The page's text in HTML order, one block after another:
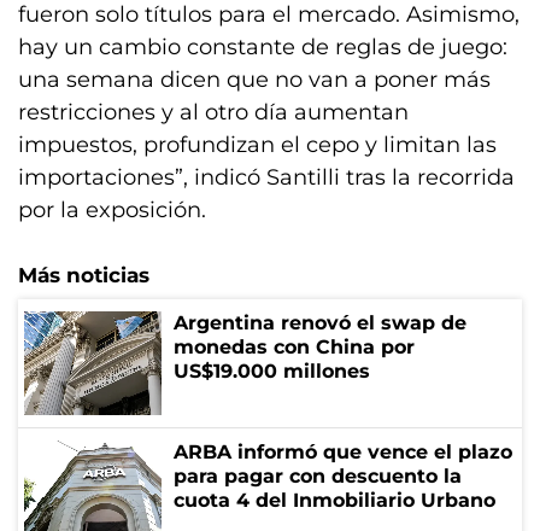
fueron solo títulos para el mercado. Asimismo,
hay un cambio constante de reglas de juego:
una semana dicen que no van a poner más
restricciones y al otro día aumentan
impuestos, profundizan el cepo y limitan las
importaciones”, indicó Santilli tras la recorrida
por la exposición.
Más noticias
Argentina renovó el swap de
monedas con China por
US$19.000 millones
ARBA informó que vence el plazo
para pagar con descuento la
cuota 4 del Inmobiliario Urbano